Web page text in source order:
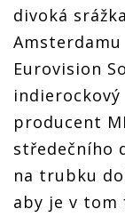
divoká
Eurovision
producent
středečního
na trubku
aby je v tom